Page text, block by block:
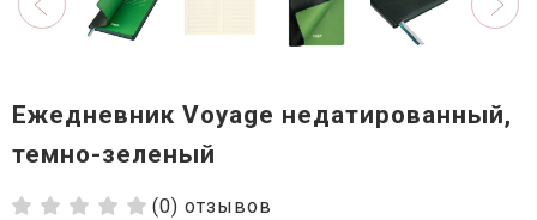
Ежедневник Voyage недатированный,
темно-зеленый
(0) отзывов